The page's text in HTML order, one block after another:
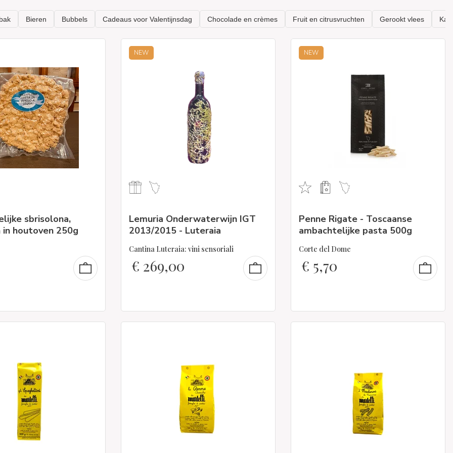
sbrisolona,
in houtoven 250g
NEW
Lemuria Onderwaterwijn IGT
2013/2015 - Luteraia
Cantina Luteraia: vini sensoriali
€ 269,00
NEW
Penne Rigate - Toscaanse
ambachtelijke pasta 500g
Corte del Dome
€ 5,70